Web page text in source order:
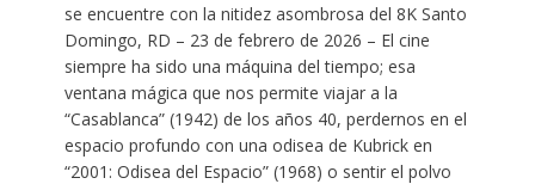
se encuentre con la nitidez asombrosa del 8K Santo
Domingo, RD – 23 de febrero de 2026 – El cine
siempre ha sido una máquina del tiempo; esa
ventana mágica que nos permite viajar a la
“Casablanca” (1942) de los años 40, perdernos en el
espacio profundo con una odisea de Kubrick en
“2001: Odisea del Espacio” (1968) o sentir el polvo